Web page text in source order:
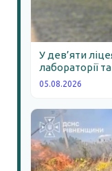
У дев’яти
лабораторії
05.08.2026